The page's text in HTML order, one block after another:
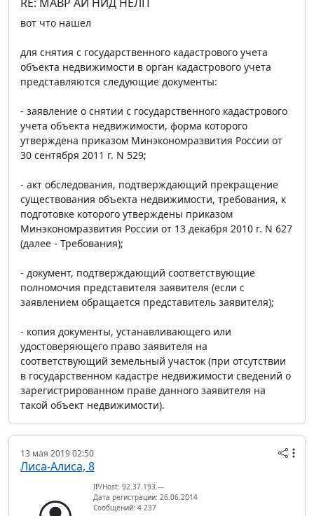
вот что нашел
для снятия с государственного кадастрового учета
объекта недвижимости в орган кадастрового учета
представляются следующие документы:
- заявление о снятии с государственного кадастрового
учета объекта недвижимости, форма которого
утверждена приказом Минэкономразвития России от
30 сентября 2011 г. N 529;
- акт обследования, подтверждающий прекращение
существования объекта недвижимости, требования, к
подготовке которого утверждены приказом
Минэкономразвития России от 13 декабря 2010 г. N 627
(далее - Требования);
- документ, подтверждающий соответствующие
полномочия представителя заявителя (если с
заявлением обращается представитель заявителя);
- копия документы, устанавливающего или
удостоверяющего право заявителя на
соответствующий земельный участок (при отсутствии
в государственном кадастре недвижимости сведений о
зарегистрированном праве данного заявителя на
такой объект недвижимости).
13 мая 2019 02:50
Лиса-Алиса, 8
IP/Host: 92.37.193.---
Дата регистрации: 26.06.2014
Сообщений: 4 237